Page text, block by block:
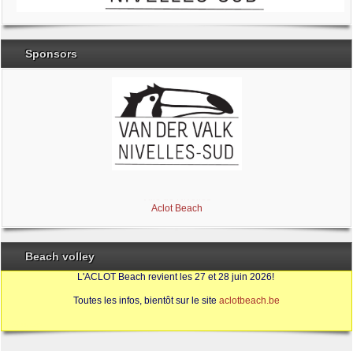
Sponsors
Aclot Beach
Beach volley
L'ACLOT Beach revient les 27 et 28 juin 2026!
Toutes les infos, bientôt sur le site aclotbeach.be